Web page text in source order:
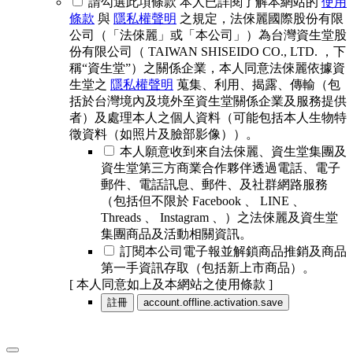
條款 與 隱私權聲明 之規定，法倈麗國際股份有限
公司（「法倈麗」或「本公司」）為台灣資生堂股
份有限公司（ TAIWAN SHISEIDO CO., LTD. ，下
稱“資生堂”）之關係企業，本人同意法倈麗依據資
生堂之 隱私權聲明 蒐集、利用、揭露、傳輸（包
括於台灣境內及境外至資生堂關係企業及服務提供
者）及處理本人之個人資料（可能包括本人生物特
徵資料（如照片及臉部影像））。
本人願意收到來自法倈麗、資生堂集團及
資生堂第三方商業合作夥伴透過電話、電子
郵件、電話訊息、郵件、及社群網路服務
（包括但不限於 Facebook 、 LINE 、
Threads 、 Instagram 、）之法倈麗及資生堂
集團商品及活動相關資訊。
訂閱本公司電子報並解鎖商品推銷及商品
第一手資訊存取（包括新上市商品）。
[ 本人同意如上及本網站之使用條款 ]
註冊 account.offline.activation.save